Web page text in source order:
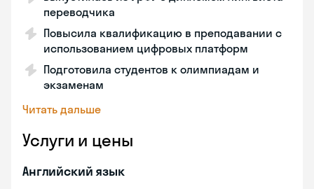
переводчика
Повысила квалификацию в преподавании с
использованием цифровых платформ
Подготовила студентов к олимпиадам и
экзаменам
Читать дальше
Услуги и цены
Английский язык